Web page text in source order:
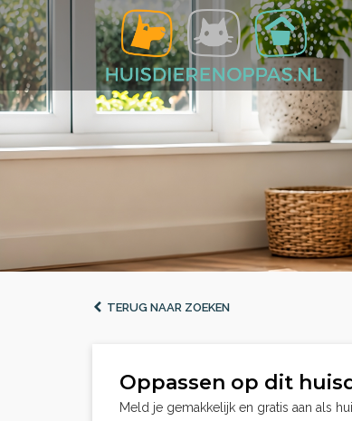
TERUG NAAR ZOEKEN
Oppassen op dit
Meld je gemakkelijk en gratis aan als